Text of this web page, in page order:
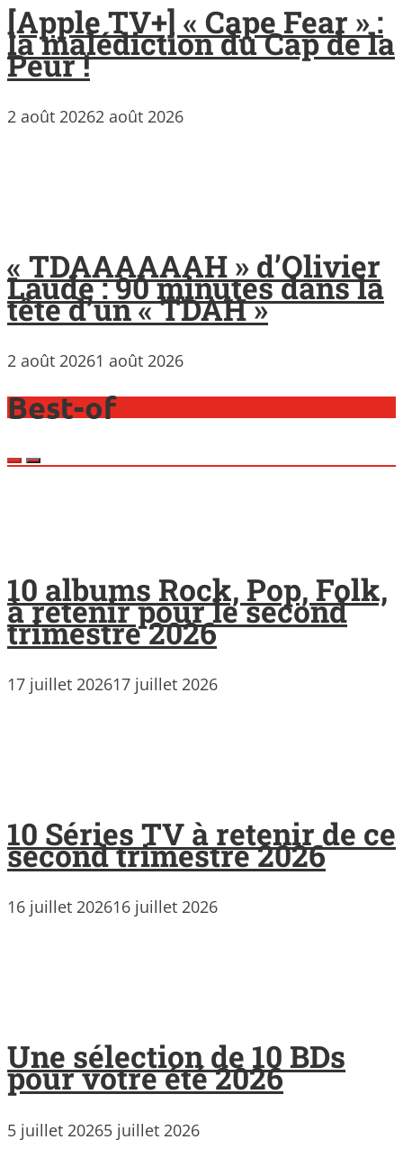
[Apple TV+] « Cape Fear » :
la malédiction du Cap de la
Peur !
2 août 20262 août 2026
« TDAAAAAAH » d’Olivier
Laude : 90 minutes dans la
tête d’un « TDAH »
2 août 20261 août 2026
Best-of
10 albums Rock, Pop, Folk,
à retenir pour le second
trimestre 2026
17 juillet 202617 juillet 2026
10 Séries TV à retenir de ce
second trimestre 2026
16 juillet 202616 juillet 2026
Une sélection de 10 BDs
pour votre été 2026
5 juillet 20265 juillet 2026